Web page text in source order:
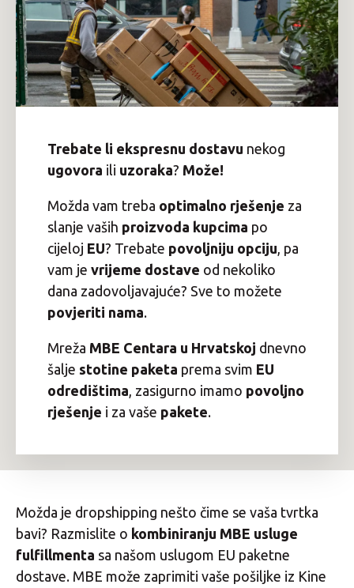
Trebate li ekspresnu dostavu nekog
ugovora ili uzoraka? Može!
Možda vam treba optimalno rješenje za
slanje vaših proizvoda kupcima po
cijeloj EU? Trebate povoljniju opciju , pa
vam je vrijeme dostave od nekoliko
dana zadovoljavajuće? Sve to možete
povjeriti nama.
Mreža MBE Centara u Hrvatskoj dnevno
šalje stotine paketa prema svim EU
odredištima , zasigurno imamo povoljno
rješenje i za vaše pakete.
Možda je dropshipping nešto čime se vaša tvrtka
bavi? Razmislite o kombiniranju MBE usluge
fulfillmenta sa našom uslugom EU paketne
dostave. MBE može zaprimiti vaše pošiljke iz Kine